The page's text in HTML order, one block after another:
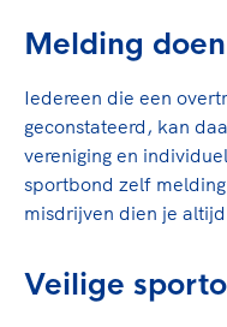
ongewenst gedrag.
Melding doen
Iedereen die een
geconstateerd, kan
vereniging en
sportbond zelf
misdrijven dien je
Veilige